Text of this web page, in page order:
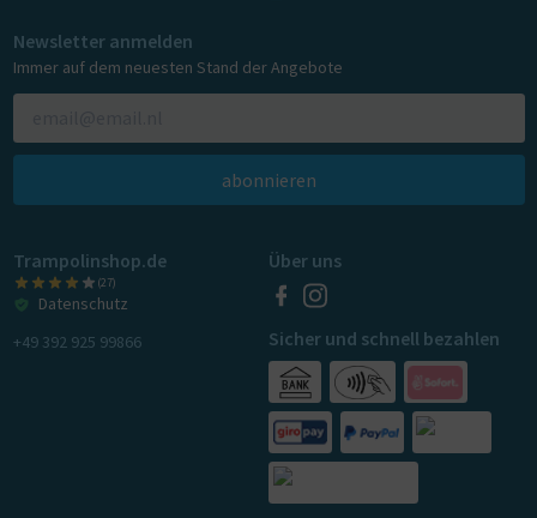
Newsletter anmelden
Immer auf dem neuesten Stand der Angebote
abonnieren
Trampolinshop.de
(27)
Datenschutz
+49 392 925 99866
Über uns
Sicher und schnell bezahlen